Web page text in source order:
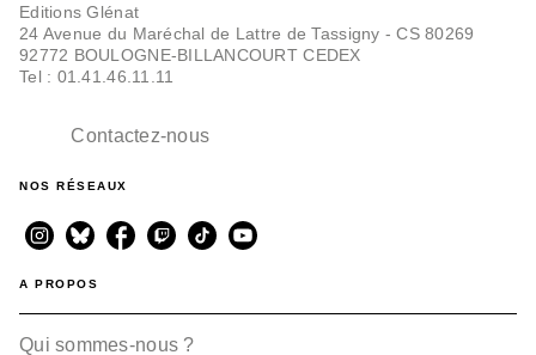
Editions Glénat
24 Avenue du Maréchal de Lattre de Tassigny - CS 80269
92772 BOULOGNE-BILLANCOURT CEDEX
Tel : 01.41.46.11.11
Contactez-nous
NOS RÉSEAUX
A PROPOS
Qui sommes-nous ?